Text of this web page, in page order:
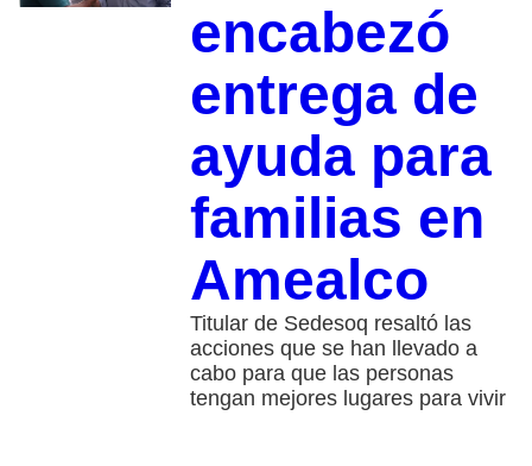
encabezó
entrega de
ayuda para
familias en
Amealco
Titular de Sedesoq resaltó las
acciones que se han llevado a
cabo para que las personas
tengan mejores lugares para vivir